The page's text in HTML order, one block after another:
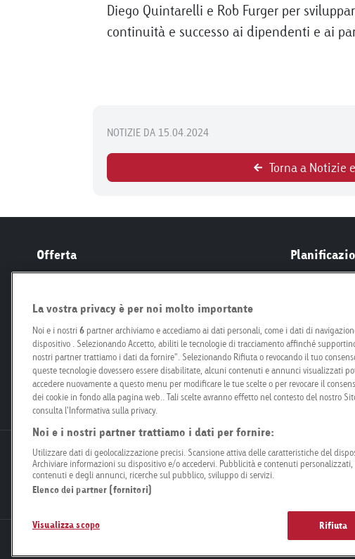
Diego Quintarelli e Rob Furger per
continuità e successo ai dipendenti e ai
NOTIZIE DA 15.04.2024
Torna a Notizie
Offerta
Airport
Connect
Organizzazioni e partiti
Start-Ups
Produzione
Creazione
Goldbach Neo OOH AG
Bösch 67
6331 Hünenberg
Condizioni
La vostra privacy è per noi molto importante
Noi e i nostri6 partner archiviamo e accediamo ai dati personali, come i dati di
dispositivo . Selezionando Accetto, abiliti le tecnologie di tracciamento affinché
nostri partner trattiamo i dati da fornire". Selezionando Rifiuta o revocando il tuo
queste tecnologie dovessero essere disabilitate, alcuni contenuti e annunci visualizzati
accedere nuovamente a questo menu per modificare le tue scelte o per revocare il
dei cookie in fondo alla pagina web.. Tali scelte avranno effetto nel contesto del nostro
consulta l'Informativa sulla privacy.
Noi e i nostri partner trattiamo i dati per fornire:
Utilizzare dati di geolocalizzazione precisi. Scansione attiva delle caratteristiche del
Archiviare informazioni su dispositivo e/o accedervi. Pubblicità e contenuti
contenuti e degli annunci, ricerche sul pubblico, sviluppo di servizi.
Elenco dei partner (fornitori)
Visualizza scopo Rifiuta